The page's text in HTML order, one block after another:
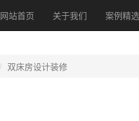
网站首页 关于我们 案例精选
双床房设计装修